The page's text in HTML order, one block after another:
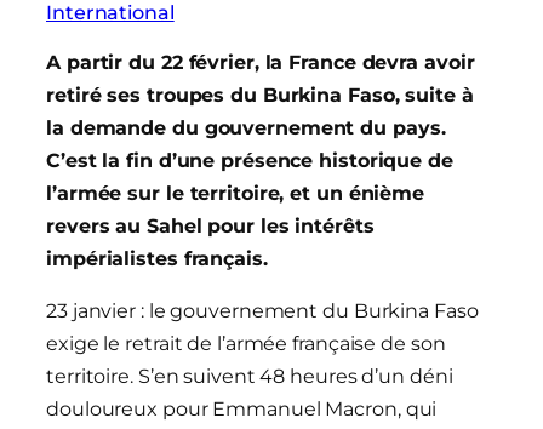
International
A partir du 22 février, la France devra avoir
retiré ses troupes du Burkina Faso, suite à
la demande du gouvernement du pays.
C’est la fin d’une présence historique de
l’armée sur le territoire, et un énième
revers au Sahel pour les intérêts
impérialistes français.
23 janvier : le gouvernement du Burkina Faso
exige le retrait de l’armée française de son
territoire. S’en suivent 48 heures d’un déni
douloureux pour Emmanuel Macron, qui